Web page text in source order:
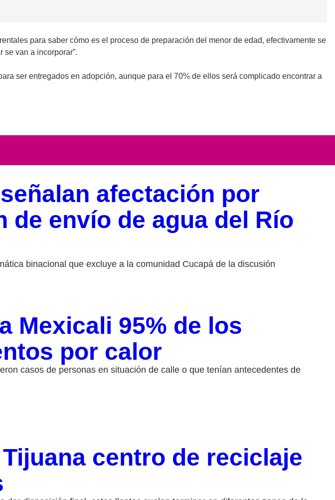
para saber cómo es el proceso de preparación del menor de edad, efectivamente se
se van a incorporar”.
ser entregados en adopción, aunque para el 70% de ellos será complicado encontrar a
afectación por
de envío de agua del Río
binacional que excluye a la comunidad Cucapá de la discusión
Mexicali 95% de los
por calor
casos de personas en situación de calle o que tenían antecedentes de
centro de reciclaje